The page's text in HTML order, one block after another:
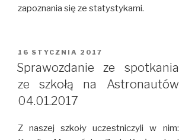
zapoznania się ze statystykami.
OPUBLIKOWANE
W
16 STYCZNIA 2017
Sprawozdanie ze spotkania
ze szkołą na Astronautów
04.01.2017
Z naszej szkoły uczestniczyli w nim: